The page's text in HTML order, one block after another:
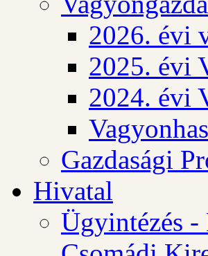
2026. évi
2025. évi
2024. évi
Gazdasági
Hivatal
Ügyintézés